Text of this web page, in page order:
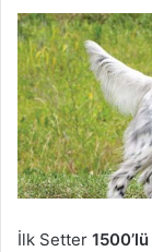
İlk Setter 1500’lü